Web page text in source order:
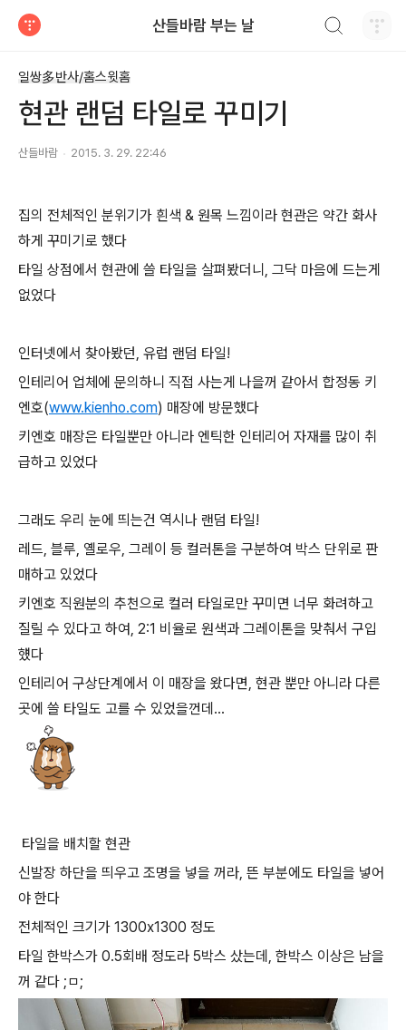
산들바람 부는 날
일쌍多반사/홈스윗홈
현관 랜덤 타일로 꾸미기
산들바람 2015. 3. 29. 22:46
집의 전체적인 분위기가 흰색 & 원목 느낌이라 현관은 약간 화사
하게 꾸미기로 했다
타일 상점에서 현관에 쓸 타일을 살펴봤더니, 그닥 마음에 드는게
없었다
인터넷에서 찾아봤던, 유럽 랜덤 타일!
인테리어 업체에 문의하니 직접 사는게 나을꺼 같아서 합정동 키
엔호(www.kienho.com) 매장에 방문했다
키엔호 매장은 타일뿐만 아니라 엔틱한 인테리어 자재를 많이 취
급하고 있었다
그래도 우리 눈에 띄는건 역시나 랜덤 타일!
레드, 블루, 옐로우, 그레이 등 컬러톤을 구분하여 박스 단위로 판
매하고 있었다
키엔호 직원분의 추천으로 컬러 타일로만 꾸미면 너무 화려하고
질릴 수 있다고 하여, 2:1 비율로 원색과 그레이톤을 맞춰서 구입
헀다
인테리어 구상단계에서 이 매장을 왔다면, 현관 뿐만 아니라 다른
곳에 쓸 타일도 고를 수 있었을껀데...
타일을 배치할 현관
신발장 하단을 띄우고 조명을 넣을 꺼라, 뜬 부분에도 타일을 넣어
야 한다
전체적인 크기가 1300x1300 정도
타일 한박스가 0.5회배 정도라 5박스 샀는데, 한박스 이상은 남을
꺼 같다 ;ㅁ;